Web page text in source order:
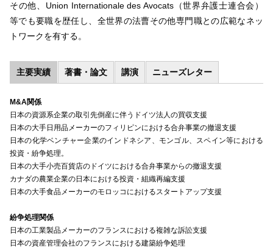
その他、Union Internationale des Avocats（世界弁護士連合会）
等でも要職を歴任し、全世界の法曹その他専門職との広範なネッ
トワークを有する。
主要実績 著書・論文 講演 ニューズレター
M&A関係
日本の資源系企業の取引先倒産に伴うドイツ法人の買収支援
日本の大手日用品メーカーのフィリピンにおける合弁事業の撤退支援
日本の化学ベンチャー企業のインドネシア、モンゴル、スペイン等における
投資・紛争処理。
日本の大手小売百貨店のドイツにおける合弁事業からの撤退支援
カナダの農業企業の日本における投資・組織再編支援
日本の大手食品メーカーのモロッコにおけるスタートアップ支援
紛争処理関係
日本の工業製品メーカーのフランスにおける複雑な訴訟支援
日本の資産管理会社のフランスにおける建築紛争処理